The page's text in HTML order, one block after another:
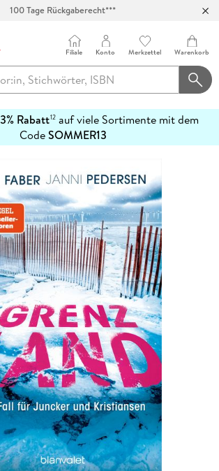
100 Tage Rückgaberecht***
Filiale Konto Merkzettel Warenkorb
Rabatt12auf viele Sortimente mit dem
CodeSOMMER13